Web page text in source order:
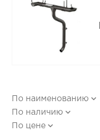
По наименованию
По наличию
По цене